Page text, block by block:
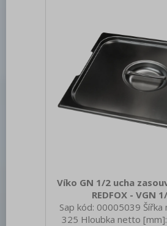
Víko GN 1/2 ucha
REDFOX - VGN
Sap kód: 00005039
325 Hloubka netto